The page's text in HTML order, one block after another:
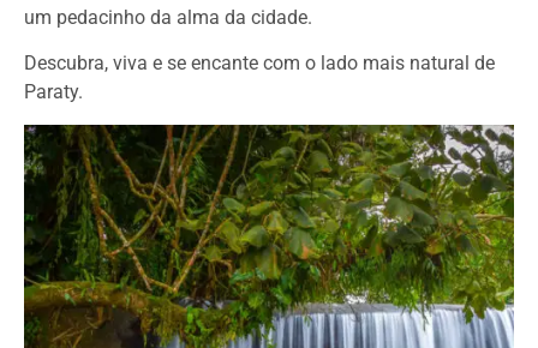
um pedacinho da alma da cidade.
Descubra, viva e se encante com o lado mais natural de
Paraty.